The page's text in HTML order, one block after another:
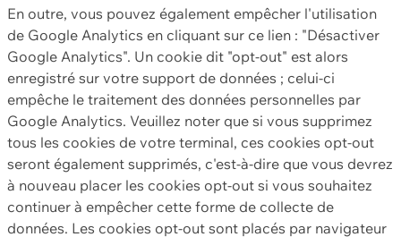
En outre, vous pouvez également empêcher l'utilisation
de Google Analytics en cliquant sur ce lien : "Désactiver
Google Analytics". Un cookie dit "opt-out" est alors
enregistré sur votre support de données ; celui-ci
empêche le traitement des données personnelles par
Google Analytics. Veuillez noter que si vous supprimez
tous les cookies de votre terminal, ces cookies opt-out
seront également supprimés, c'est-à-dire que vous devrez
à nouveau placer les cookies opt-out si vous souhaitez
continuer à empêcher cette forme de collecte de
données. Les cookies opt-out sont placés par navigateur